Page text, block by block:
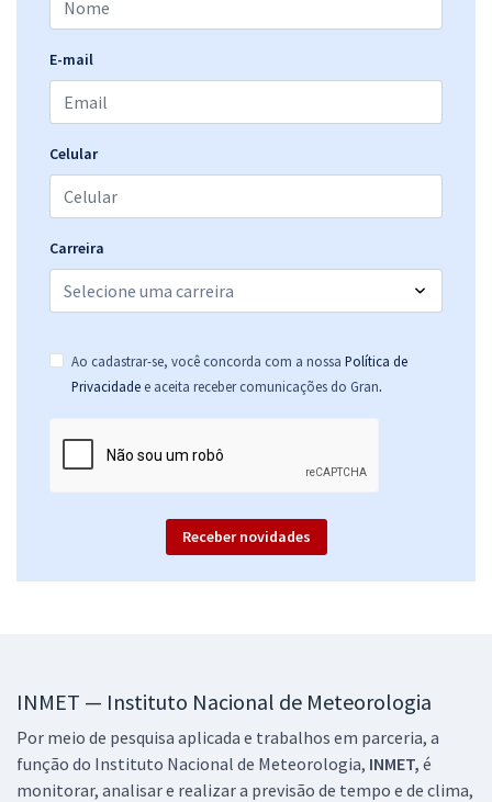
INMET - Instituto Nacional de Meteorologia - Conhecimentos
ou 12x deR$25,99
E-mail
Celular
Carreira
Ao cadastrar-se, você concorda com a nossa Política de
Privacidade e aceita receber comunicações do Gran.
Receber novidades
INMET — Instituto Nacional de Meteorologia
Por meio de pesquisa aplicada e trabalhos em parceria, a
função do Instituto Nacional de Meteorologia, INMET, é
monitorar, analisar e realizar a previsão de tempo e de clima,